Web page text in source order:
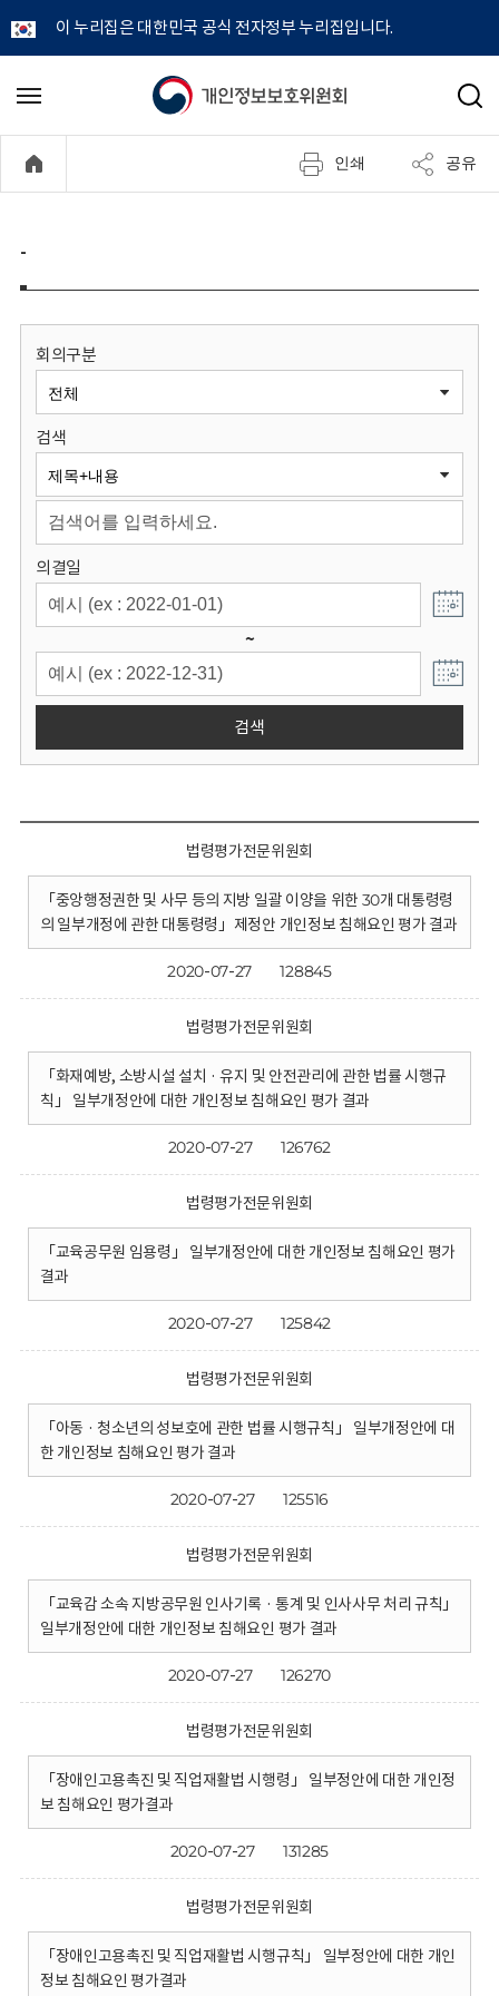
이 누리집은 대한민국 공식 전자정부 누리집입니다.
개
정
보
원
회
메
기
검
인쇄 공유
-
회의구분
검색
의결일
~
검색
법령평가전문위원회
「중앙행정권한 및 사무 등의 지방 일괄 이양을 위한 30개 대통령령
의 일부개정에 관한 대통령령」제정안 개인정보 침해요인 평가 결과
2020-07-27 128845
법령평가전문위원회
「화재예방, 소방시설 설치 · 유지 및 안전관리에 관한 법률 시행규
칙」 일부개정안에 대한 개인정보 침해요인 평가 결과
2020-07-27 126762
법령평가전문위원회
「교육공무원 임용령」 일부개정안에 대한 개인정보 침해요인 평가
결과
2020-07-27 125842
법령평가전문위원회
「아동 · 청소년의 성보호에 관한 법률 시행규칙」 일부개정안에 대
한 개인정보 침해요인 평가 결과
2020-07-27 125516
법령평가전문위원회
「교육감 소속 지방공무원 인사기록 · 통계 및 인사사무 처리 규칙」
일부개정안에 대한 개인정보 침해요인 평가 결과
2020-07-27 126270
법령평가전문위원회
「장애인고용촉진 및 직업재활법 시행령」 일부정안에 대한 개인정
보 침해요인 평가결과
2020-07-27 131285
법령평가전문위원회
「장애인고용촉진 및 직업재활법 시행규칙」 일부정안에 대한 개인
정보 침해요인 평가결과